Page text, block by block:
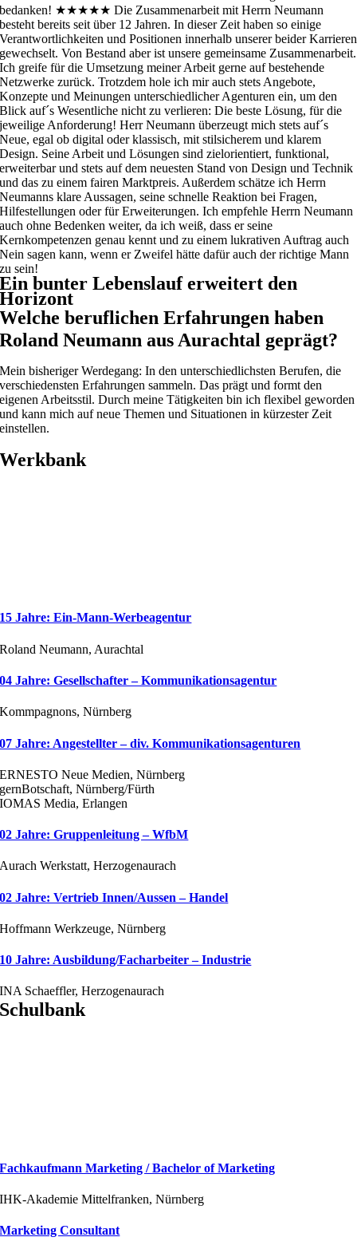
bedanken! ★★★★★ Die Zusammenarbeit mit Herrn Neumann
besteht bereits seit über 12 Jahren. In dieser Zeit haben so einige
Verantwortlichkeiten und Positionen innerhalb unserer beider Karrieren
gewechselt. Von Bestand aber ist unsere gemeinsame Zusammenarbeit.
Ich greife für die Umsetzung meiner Arbeit gerne auf bestehende
Netzwerke zurück. Trotzdem hole ich mir auch stets Angebote,
Konzepte und Meinungen unterschiedlicher Agenturen ein, um den
Blick auf´s Wesentliche nicht zu verlieren: Die beste Lösung, für die
jeweilige Anforderung! Herr Neumann überzeugt mich stets auf´s
Neue, egal ob digital oder klassisch, mit stilsicherem und klarem
Design. Seine Arbeit und Lösungen sind zielorientiert, funktional,
erweiterbar und stets auf dem neuesten Stand von Design und Technik
und das zu einem fairen Marktpreis. Außerdem schätze ich Herrn
Neumanns klare Aussagen, seine schnelle Reaktion bei Fragen,
Hilfestellungen oder für Erweiterungen. Ich empfehle Herrn Neumann
auch ohne Bedenken weiter, da ich weiß, dass er seine
Kernkompetenzen genau kennt und zu einem lukrativen Auftrag auch
Nein sagen kann, wenn er Zweifel hätte dafür auch der richtige Mann
zu sein!
Ein bunter Lebenslauf erweitert den
Horizont
Welche beruflichen Erfahrungen haben
Roland Neumann aus Aurachtal geprägt?
Mein bisheriger Werdegang: In den unterschiedlichsten Berufen, die
verschiedensten Erfahrungen sammeln. Das prägt und formt den
eigenen Arbeitsstil. Durch meine Tätigkeiten bin ich flexibel geworden
und kann mich auf neue Themen und Situationen in kürzester Zeit
einstellen.
Werkbank
15 Jahre: Ein-Mann-Werbeagentur
Roland Neumann, Aurachtal
04 Jahre: Gesellschafter – Kommunikationsagentur
Kommpagnons, Nürnberg
07 Jahre: Angestellter – div. Kommunikationsagenturen
ERNESTO Neue Medien, Nürnberg
gernBotschaft, Nürnberg/Fürth
IOMAS Media, Erlangen
02 Jahre: Gruppenleitung – WfbM
Aurach Werkstatt, Herzogenaurach
02 Jahre: Vertrieb Innen/Aussen – Handel
Hoffmann Werkzeuge, Nürnberg
10 Jahre: Ausbildung/Facharbeiter – Industrie
INA Schaeffler, Herzogenaurach
Schulbank
Fachkaufmann Marketing / Bachelor of Marketing
IHK-Akademie Mittelfranken, Nürnberg
Marketing Consultant